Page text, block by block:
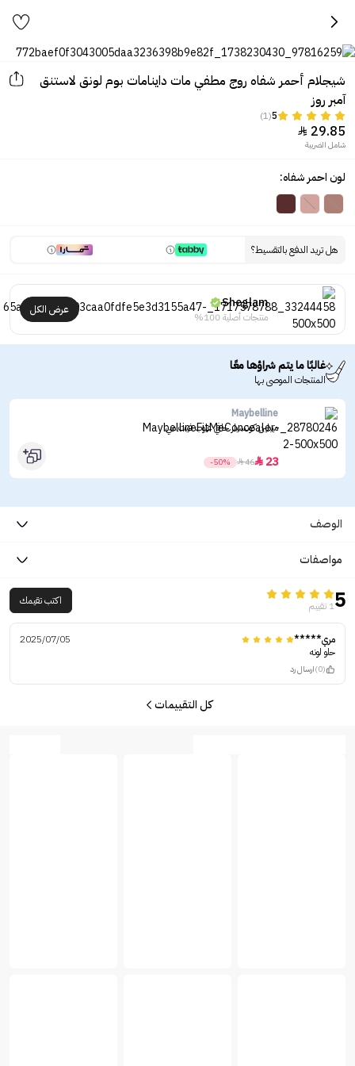
شيجلام أحمر شفاه روج مطفي مات داينامات بوم لونق لاستنق
آمبر روز
5
(1)
29.85

شامل الضريبة
لون احمر شفاه:
هل تريد الدفع بالتقسيط؟
Sheglam
منتجات أصلية 100%
عرض الكل
غالبًا ما يتم شراؤها معًا
المنتجات الموصى بها
Maybelline
ميبلين كونسيلر خافي عيوب فيت مي
23

46

-50%
الوصف
مواصفات
51 تقييم اكتب تقيمك
مري*****
2025/07/05
حلو لونه
(0) ارسال رد
كل التقييمات